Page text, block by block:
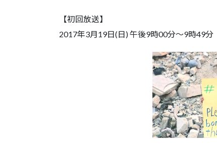
【初回放送】
2017年3月19日(日) 午後9時00分～9時49分